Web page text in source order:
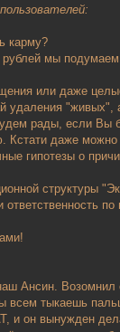
карму?
рублей мы подумаем.
или даже
удаления
рады, если Вы
даже
гипотезы о
структуры
ответственность
Ансин.
всем тыкаешь
вынужден